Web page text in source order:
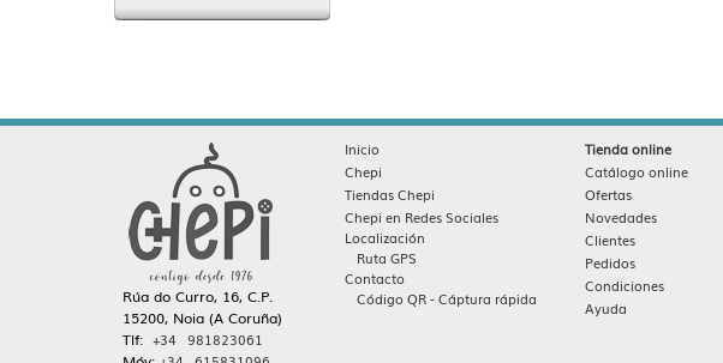
Rúa do Curro, 16, C.P.
15200, Noia (A Coruña)
Tlf: +34 981823061
Inicio
Chepi
Tiendas Chepi
Chepi en Redes Sociales
Localización
Ruta GPS
Contacto
Código QR - Cáptura rápida
Tienda online
Catálogo online
Ofertas
Novedades
Clientes
Pedidos
Condiciones
Ayuda